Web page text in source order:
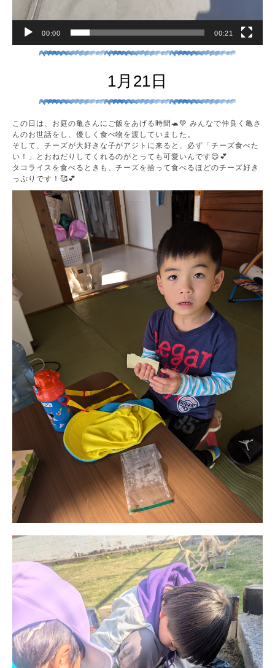
00:00 00:21
1月21日
この日は、お庭の亀さんにご飯をあげる時間🐢💚 みんなで仲良く亀さ
んのお世話をし、優しく食べ物を渡していました。
そして、チーズが大好きな子がアジトに来ると、必ず「チーズ食べた
い！」とおねだりしてくれるのがとっても可愛いんです😊💕
タコライスを食べるときも、チーズを拾って食べるほどのチーズ好き
っぷりです！🥰💕